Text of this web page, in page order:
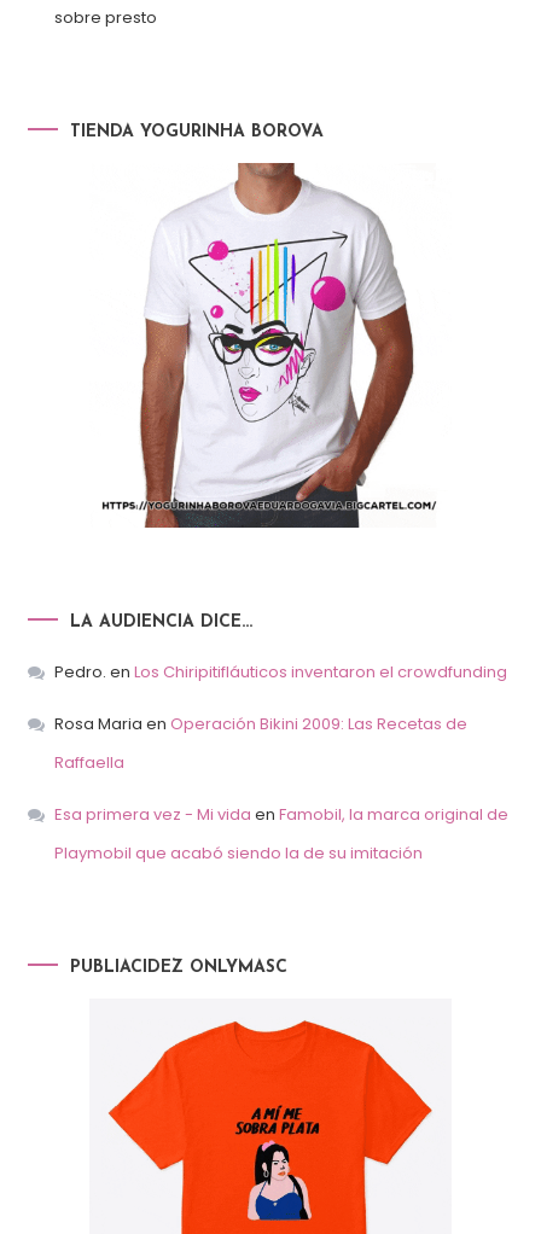
sobre presto
TIENDA YOGURINHA BOROVA
LA AUDIENCIA DICE…
Pedro. en Los Chiripitifláuticos inventaron el crowdfunding
Rosa Maria en Operación Bikini 2009: Las Recetas de
Raffaella
Esa primera vez - Mi vida en Famobil, la marca original de
Playmobil que acabó siendo la de su imitación
PUBLIACIDEZ ONLYMASC